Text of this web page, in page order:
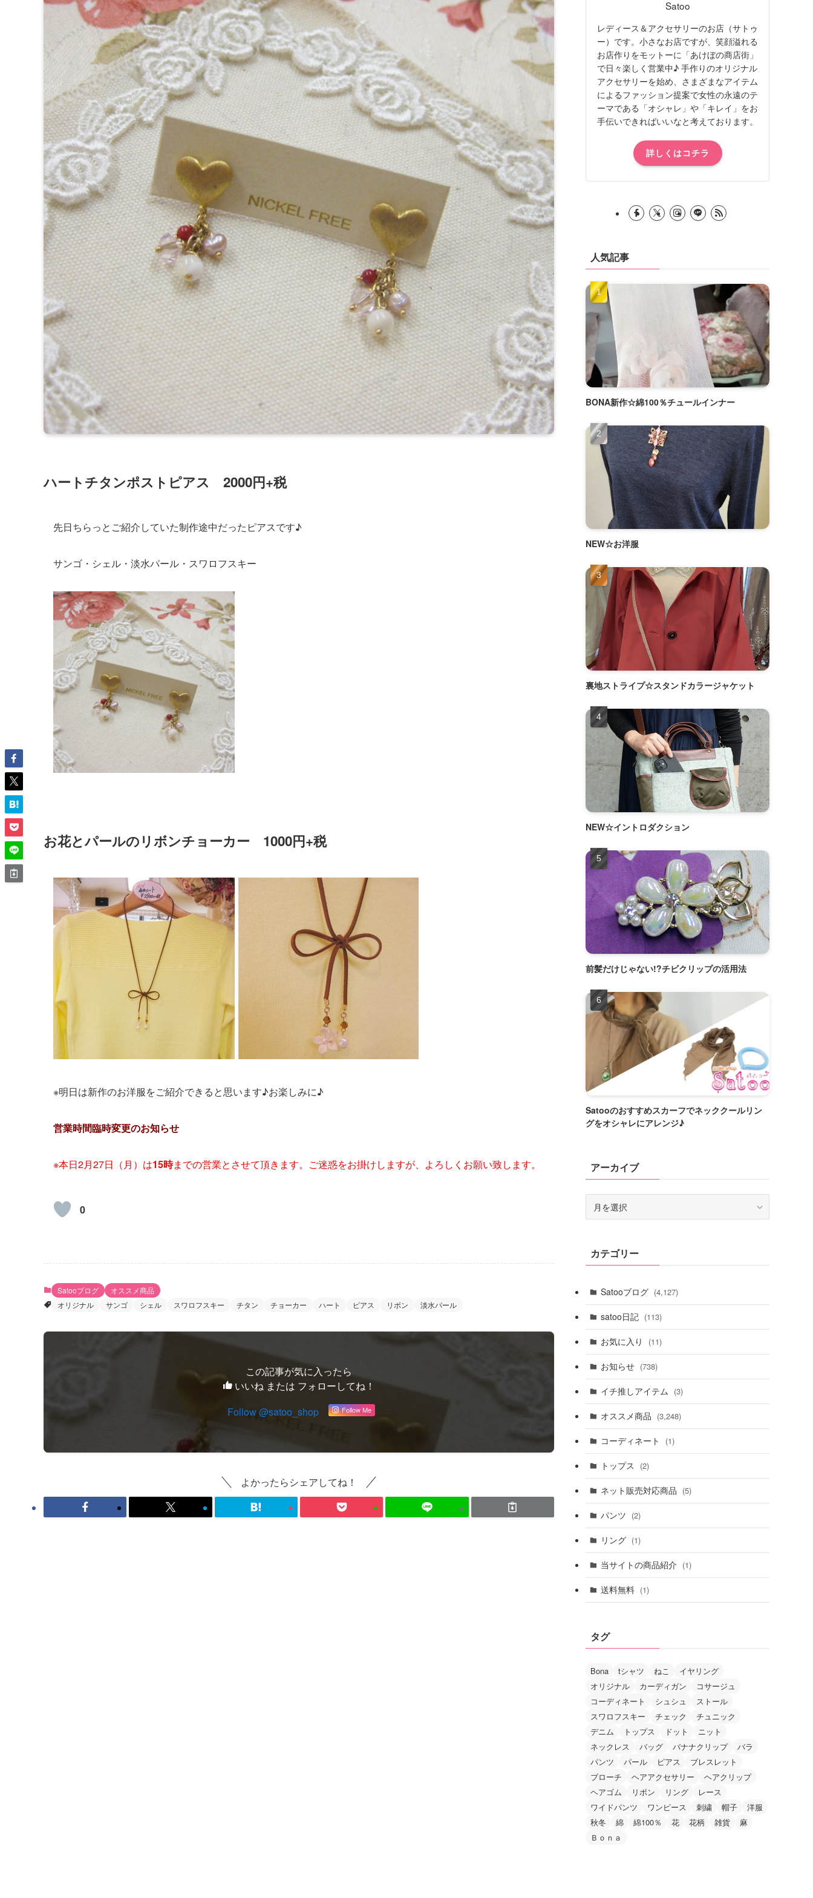
ハートチタンポストピアス 2000円+税
先日ちらっとご紹介していた制作途中だったピアスです♪
サンゴ・シェル・淡水パール・スワロフスキー
お花とパールのリボンチョーカー 1000円+税
※明日は新作のお洋服をご紹介できると思います♪お楽しみに♪
営業時間臨時変更のお知らせ
※本日2月27日（月）は15時までの営業とさせて頂きます。ご迷惑をお掛けしますが、よろしくお願い致します。
0
Satooブログ
オススメ商品
オリジナル
サンゴ シェル スワロフスキー チタン チョーカー ハート ピアス リボン 淡水パール
この記事が気に入ったら
いいね または フォローしてね！
Follow @satoo_shop
Follow Me
よかったらシェアしてね！
Satoo
レディース＆アクセサリーのお店（サトゥ
ー）です。小さなお店ですが、笑顔溢れる
お店作りをモットーに「あけぼの商店街」
で日々楽しく営業中♪ 手作りのオリジナル
アクセサリーを始め、さまざまなアイテム
によるファッション提案で女性の永遠のテ
ーマである「オシャレ」や「キレイ」をお
手伝いできればいいなと考えております。
詳しくはコチラ
人気記事
BONA新作☆綿100％チュールインナー
NEW☆お洋服
裏地ストライプ☆スタンドカラージャケット
NEW☆イントロダクション
前髪だけじゃない!?チビクリップの活用法
Satooのおすすめスカーフでネッククールリン
グをオシャレにアレンジ♪
アーカイブ
ブカテゴリー
Satooブログ (4,127)
satoo日記 (113)
お気に入り (11)
お知らせ (738)
イチ推しアイテム (3)
オススメ商品 (3,248)
コーディネート (1)
トップス (2)
ネット販売対応商品 (5)
パンツ (2)
リング (1)
当サイトの商品紹介 (1)
送料無料 (1)
タグ
Bona tシャツ ねこ
イヤリング
オリジナル
カーディガン
コサージュ
コーディネート
シュシュ
ストール
スワロフスキー
チェック
チュニック
デニム
トップス ドット
ニット
ネックレス
バッグ バナナクリップ
バラ
パンツ
パール ピアス
ブレスレット
ブローチ
ヘアアクセサリー
ヘアクリップ
ヘアゴム
リボン リング
レース
ワイドパンツ
ワンピース 刺繍 帽子
洋服
秋冬
綿 綿100％ 花 花柄 雑貨
麻
Ｂｏｎａ